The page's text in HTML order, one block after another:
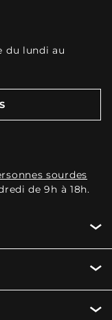
du lundi au
sourdes
de 9h à 18h.